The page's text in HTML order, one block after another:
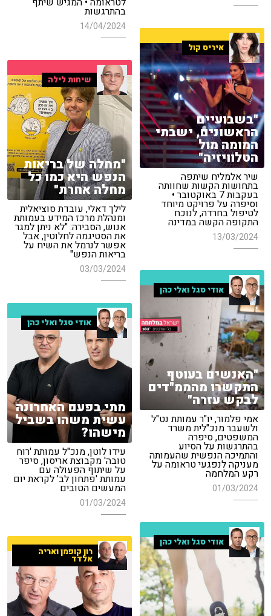
בהתרגשות
14/04/2024
איריס קול
"בשבועיים
הראשונים, ישבתי
המומה מול
הטלוויזיה"
שיר אלמליח שיתפה
בתחושות הקשות שחוותה
בעקבות 7 באוקטובר •
וסיפרה על פרויקט מיוחד
לטיפול בחרדה, לנוכח
התקופה הקשה במדינה
13/03/2024
שיחות לילה
"מחלה של בריאות
הנפש היא כמו כל
מחלה אחרת"
לילך דאלי, עובדת סוציאלית
ומנהלת מרכז המידע בעמותת
אנוש, הסבירה: "לא ניתן למגר
את הסטיגמה לחלוטין, אבל
אפשר לנרמל את השיח על
בריאות הנפש"
03/03/2024
אודי סגל ואלי כהן
"האנשים בעוטף
התקשרו מהממ"דים
לבקש עזרה"
אמי פלמור, יו"ר עמותת נט"ל
ולשעבר מנכ"לית משרד
המשפטים, סיפרה
בהתרגשות על הסיוע
והתמיכה הנפשית שהעמותה
מעניקה לנפגעי טראומה על
רקע המלחמה
01/03/2024
אודי סגל ואלי כהן
מתי בפעם האחרונה
עשית משהו בשביל
מישהו?
עידו לוטן, מנכ"ל עמותת 'רוח
טובה' מקבוצת אריסון, סיפר
על שיתוף הפעולה עם
עמותת 'פתחון לב' לקראת יום
המעשים הטובים
01/03/2024
אודי סגל ואלי כהן
רון קופמן ואריה
אלדד